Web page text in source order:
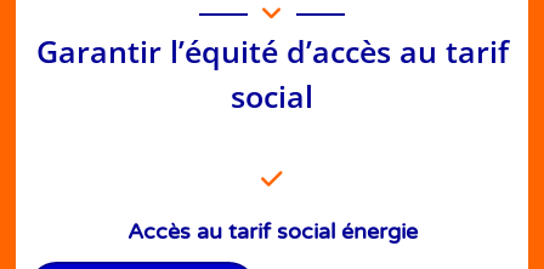
Garantir l’équité d’accès au tarif
social
Accès au tarif social énergie